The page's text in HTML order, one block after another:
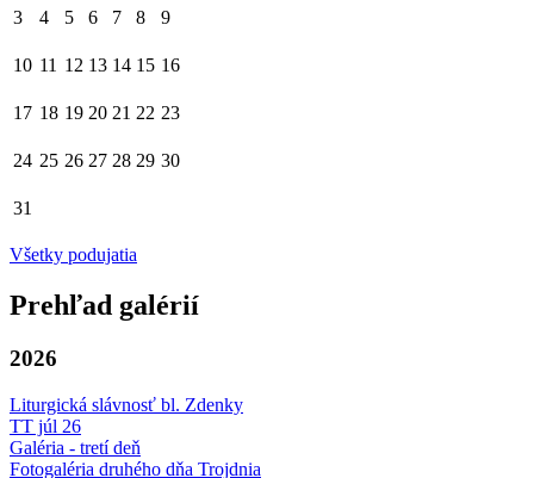
3 4 5 6 7 8 9
10 11 12 13 14 15 16
17 18 19 20 21 22 23
24 25 26 27 28 29 30
31
Všetky podujatia
Prehľad galérií
2026
Liturgická slávnosť bl. Zdenky
TT júl 26
Galéria - tretí deň
Fotogaléria druhého dňa Trojdnia